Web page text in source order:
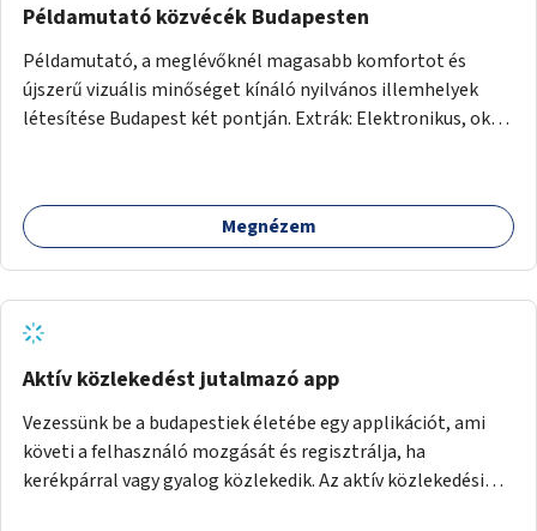
Példamutató közvécék Budapesten
Példamutató, a meglévőknél magasabb komfortot és
újszerű vizuális minőséget kínáló nyilvános illemhelyek
létesítése Budapest két pontján. Extrák: Elektronikus, okos
(pl. ivókút, telefontöltés).
Megnézem
Aktív közlekedést jutalmazó app
Vezessünk be a budapestiek életébe egy applikációt, ami
követi a felhasználó mozgását és regisztrálja, ha
kerékpárral vagy gyalog közlekedik. Az aktív közlekedési